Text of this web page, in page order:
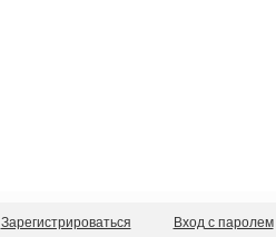
Зарегистрироваться Вход с паролем